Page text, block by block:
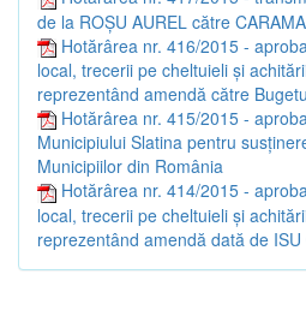
de la ROȘU AUREL către
Hotărârea nr. 416/2015 -
local, trecerii pe cheltuieli și
reprezentând amendă către
Hotărârea nr. 415/2015 -
Municipiului Slatina pentru
Municipiilor din România
Hotărârea nr. 414/2015 -
local, trecerii pe cheltuieli și
reprezentând amendă dată de ISU